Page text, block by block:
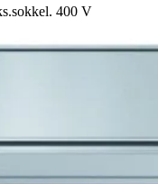
400 V